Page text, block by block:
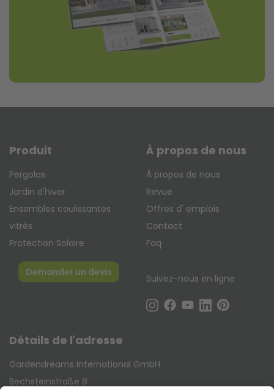
Produit
Pergolas
Jardin d'hiver
Ensembles coulissantes
vitrés
Protection Solaire
Demander un devis
À propos de nous
À propos de nous
Revue
Offres d' emplois
Contact
Faq
Suivez-nous en ligne
Détails de l'adresse
Gardendreams International GmbH
Bechsteinstraße 8